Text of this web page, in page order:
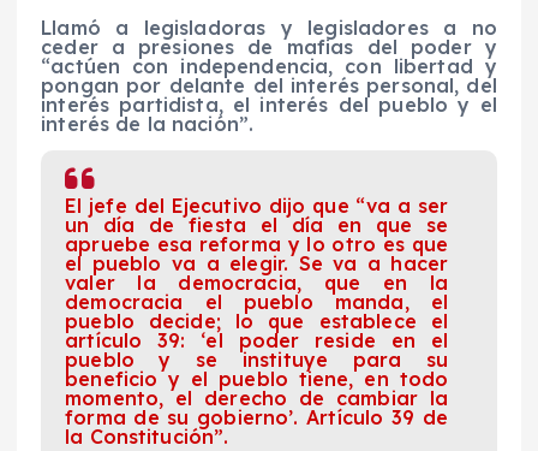
Llamó a legisladoras y legisladores a no
ceder a presiones de mafias del poder y
“actúen con independencia, con libertad y
pongan por delante del interés personal, del
interés partidista, el interés del pueblo y el
interés de la nación”.
El jefe del Ejecutivo dijo que “va a ser
un día de fiesta el día en que se
apruebe esa reforma y lo otro es que
el pueblo va a elegir. Se va a hacer
valer la democracia, que en la
democracia el pueblo manda, el
pueblo decide; lo que establece el
artículo 39: ‘el poder reside en el
pueblo y se instituye para su
beneficio y el pueblo tiene, en todo
momento, el derecho de cambiar la
forma de su gobierno’. Artículo 39 de
la Constitución”.